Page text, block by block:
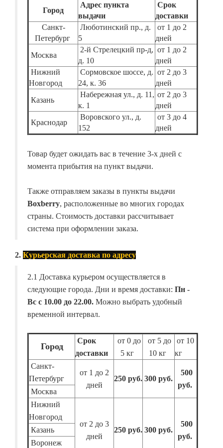
Город
Адрес пункта
выдачи
Срок
доставки
Санкт-
Петербург
Люботинский пр., д.
5
от 1 до 2
дней
Москва
2-й Стрелецкий пр-д,
д. 10
от 1 до 2
дней
Нижний
Новгород
Сормовское шоссе, д.
24, к. 36
от 2 до 3
дней
Казань
Набережная ул., д. 11,
к. 1
от 2 до 3
дней
Краснодар
Воровского ул., д.
152
от 3 до 4
дней
Товар будет ожидать вас в течение 3-х дней с
момента прибытия на пункт выдачи.
Также отправляем заказы в пункты выдачи
Boxberry, расположенные во многих городах
страны. Стоимость доставки рассчитывает
система при оформлении заказа.
2. Курьерская доставка по адресу
2.1 Доставка курьером осуществляется в
следующие города. Дни и время доставки: Пн -
Вс с 10.00 до 22.00. Можно выбрать удобный
временной интервал.
Город
Срок
доставки
от 0 до
5 кг
от 5 до
10 кг
от 10
кг
Санкт-
Петербург
от 1 до 2
дней
250 руб. 300 руб.
500
руб.
Москва
Нижний
Новгород
от 2 до 3
дней
250 руб. 300 руб.
500
руб.
Казань
Воронеж